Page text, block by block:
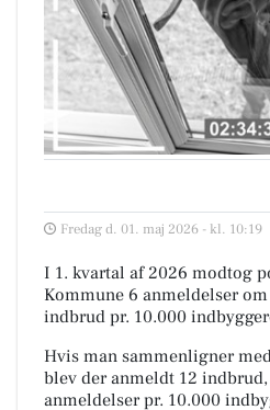
Fredag d. 01. maj 2026 - kl. 10:19
I 1. kvartal af 2026 modtog
Kommune 6 anmeldelser
indbrud pr. 10.000
Hvis man sammenligner
blev der anmeldt 12
anmeldelser pr. 10.000